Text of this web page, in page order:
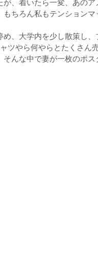
、着いたら一変、あの
ちろん私もテンションマ
、大学内を少し散策し
ツやら何やらとたくさん
んな中で妻が一枚のポ